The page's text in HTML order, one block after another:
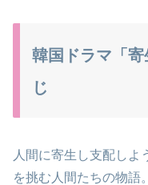
韓国ドラマ「
じ
人間に寄生し支配しよ
を挑む人間たちの物語。